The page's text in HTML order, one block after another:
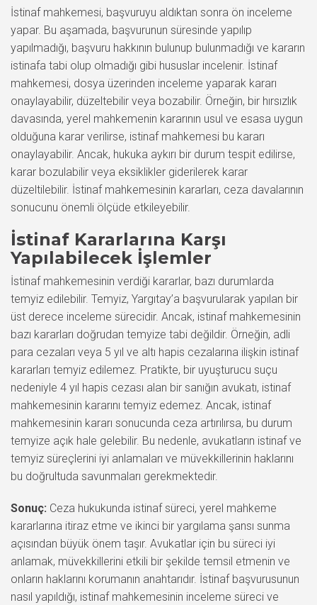
İstinaf mahkemesi, başvuruyu aldıktan sonra ön inceleme
yapar. Bu aşamada, başvurunun süresinde yapılıp
yapılmadığı, başvuru hakkının bulunup bulunmadığı ve kararın
istinafa tabi olup olmadığı gibi hususlar incelenir. İstinaf
mahkemesi, dosya üzerinden inceleme yaparak kararı
onaylayabilir, düzeltebilir veya bozabilir. Örneğin, bir hırsızlık
davasında, yerel mahkemenin kararının usul ve esasa uygun
olduğuna karar verilirse, istinaf mahkemesi bu kararı
onaylayabilir. Ancak, hukuka aykırı bir durum tespit edilirse,
karar bozulabilir veya eksiklikler giderilerek karar
düzeltilebilir. İstinaf mahkemesinin kararları, ceza davalarının
sonucunu önemli ölçüde etkileyebilir.
İstinaf Kararlarına Karşı
Yapılabilecek İşlemler
İstinaf mahkemesinin verdiği kararlar, bazı durumlarda
temyiz edilebilir. Temyiz, Yargıtay’a başvurularak yapılan bir
üst derece inceleme sürecidir. Ancak, istinaf mahkemesinin
bazı kararları doğrudan temyize tabi değildir. Örneğin, adli
para cezaları veya 5 yıl ve altı hapis cezalarına ilişkin istinaf
kararları temyiz edilemez. Pratikte, bir uyuşturucu suçu
nedeniyle 4 yıl hapis cezası alan bir sanığın avukatı, istinaf
mahkemesinin kararını temyiz edemez. Ancak, istinaf
mahkemesinin kararı sonucunda ceza artırılırsa, bu durum
temyize açık hale gelebilir. Bu nedenle, avukatların istinaf ve
temyiz süreçlerini iyi anlamaları ve müvekkillerinin haklarını
bu doğrultuda savunmaları gerekmektedir.
Sonuç: Ceza hukukunda istinaf süreci, yerel mahkeme
kararlarına itiraz etme ve ikinci bir yargılama şansı sunma
açısından büyük önem taşır. Avukatlar için bu süreci iyi
anlamak, müvekkillerini etkili bir şekilde temsil etmenin ve
onların haklarını korumanın anahtarıdır. İstinaf başvurusunun
nasıl yapıldığı, istinaf mahkemesinin inceleme süreci ve